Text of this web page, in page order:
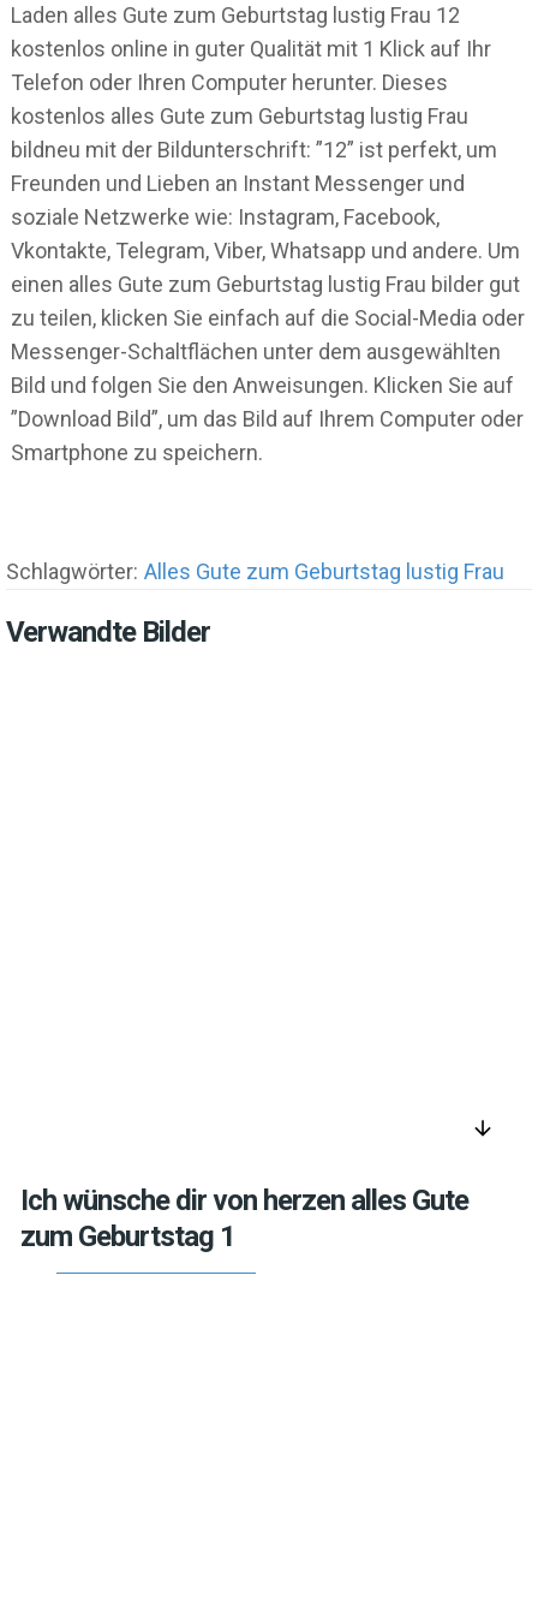
Laden alles Gute zum Geburtstag lustig Frau 12
kostenlos online in guter Qualität mit 1 Klick auf Ihr
Telefon oder Ihren Computer herunter. Dieses
kostenlos alles Gute zum Geburtstag lustig Frau
bildneu mit der Bildunterschrift: ”12” ist perfekt, um
Freunden und Lieben an Instant Messenger und
soziale Netzwerke wie: Instagram, Facebook,
Vkontakte, Telegram, Viber, Whatsapp und andere. Um
einen alles Gute zum Geburtstag lustig Frau bilder gut
zu teilen, klicken Sie einfach auf die Social-Media oder
Messenger-Schaltflächen unter dem ausgewählten
Bild und folgen Sie den Anweisungen. Klicken Sie auf
”Download Bild”, um das Bild auf Ihrem Computer oder
Smartphone zu speichern.
Schlagwörter: Alles Gute zum Geburtstag lustig Frau
Verwandte Bilder
arrow_downward
Ich wünsche dir von herzen alles Gute
zum Geburtstag 1